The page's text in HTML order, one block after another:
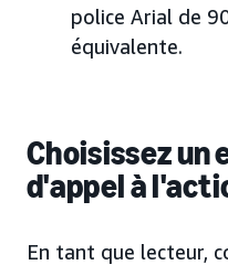
police Arial de
équivalente.
Choisissez un
d'appel à
En tant que lecteur,